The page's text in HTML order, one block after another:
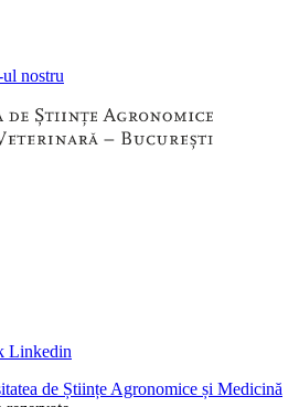
nostru
Linkedin
de Științe Agronomice și Medicină